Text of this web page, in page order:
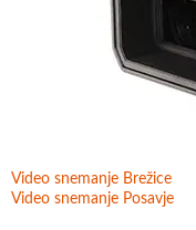
Video snemanje Brežice
Video snemanje Posavje